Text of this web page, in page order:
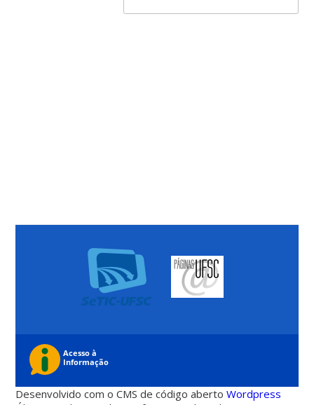
Desenvolvido com o CMS de código abertoWordpress